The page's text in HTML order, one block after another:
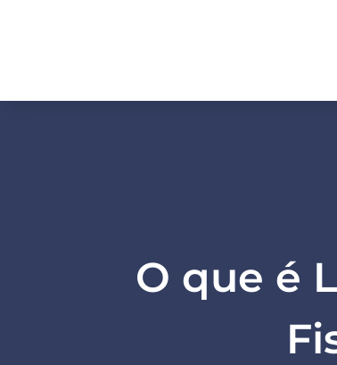
O que é